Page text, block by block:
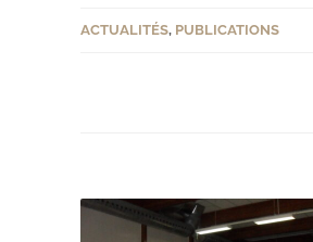
ACTUALITÉS, PUBLICATIONS